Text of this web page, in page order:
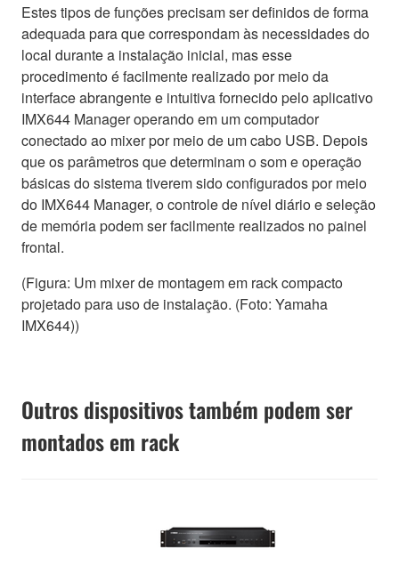
Estes tipos de funções precisam ser definidos de forma
adequada para que correspondam às necessidades do
local durante a instalação inicial, mas esse
procedimento é facilmente realizado por meio da
interface abrangente e intuitiva fornecido pelo aplicativo
IMX644 Manager operando em um computador
conectado ao mixer por meio de um cabo USB. Depois
que os parâmetros que determinam o som e operação
básicas do sistema tiverem sido configurados por meio
do IMX644 Manager, o controle de nível diário e seleção
de memória podem ser facilmente realizados no painel
frontal.
(Figura: Um mixer de montagem em rack compacto
projetado para uso de instalação. (Foto: Yamaha
IMX644))
Outros dispositivos também podem ser
montados em rack